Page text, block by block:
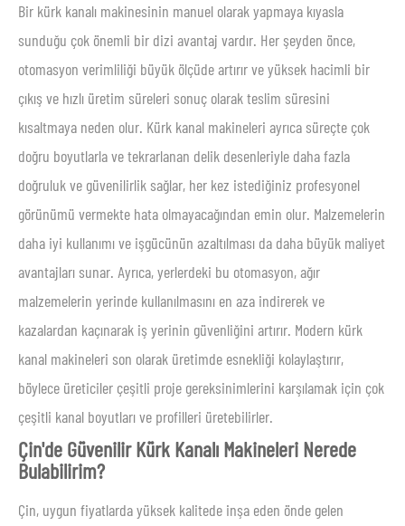
Bir kürk kanalı makinesinin manuel olarak yapmaya kıyasla
sunduğu çok önemli bir dizi avantaj vardır. Her şeyden önce,
otomasyon verimliliği büyük ölçüde artırır ve yüksek hacimli bir
çıkış ve hızlı üretim süreleri sonuç olarak teslim süresini
kısaltmaya neden olur. Kürk kanal makineleri ayrıca süreçte çok
doğru boyutlarla ve tekrarlanan delik desenleriyle daha fazla
doğruluk ve güvenilirlik sağlar, her kez istediğiniz profesyonel
görünümü vermekte hata olmayacağından emin olur. Malzemelerin
daha iyi kullanımı ve işgücünün azaltılması da daha büyük maliyet
avantajları sunar. Ayrıca, yerlerdeki bu otomasyon, ağır
malzemelerin yerinde kullanılmasını en aza indirerek ve
kazalardan kaçınarak iş yerinin güvenliğini artırır. Modern kürk
kanal makineleri son olarak üretimde esnekliği kolaylaştırır,
böylece üreticiler çeşitli proje gereksinimlerini karşılamak için çok
çeşitli kanal boyutları ve profilleri üretebilirler.
Çin'de Güvenilir Kürk Kanalı Makineleri Nerede
Bulabilirim?
Çin, uygun fiyatlarda yüksek kalitede inşa eden önde gelen